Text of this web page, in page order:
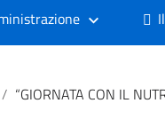
“GIORNATA CON IL